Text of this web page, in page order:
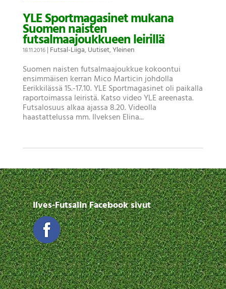
YLE Sportmagasinet mukana
Suomen naisten
futsalmaajoukkueen leirillä
18.11.2016| Futsal-Liiga,Uutiset,Yleinen
Suomen naisten futsalmaajoukkue kokoontui
ensimmäisen kerran Mico Marticin johdolla
Eerikkilässä 15.-17.10. YLE Sportmagasinet oli paikalla
raportoimassa leiristä. Katso video YLE areenasta.
Futsalosuus alkaa ajassa 8.20. Videolla
haastattelussa mm. Ilveksen Elina...
Ilves-Futsalin Facebook sivut